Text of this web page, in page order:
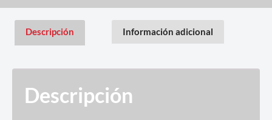
Descripción Información adicional
Descripción